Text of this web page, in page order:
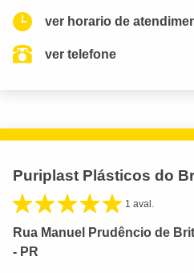
ver horario de
ver telefone
Puriplast Plásticos do
1 aval.
Rua Manuel Prudêncio de
- PR